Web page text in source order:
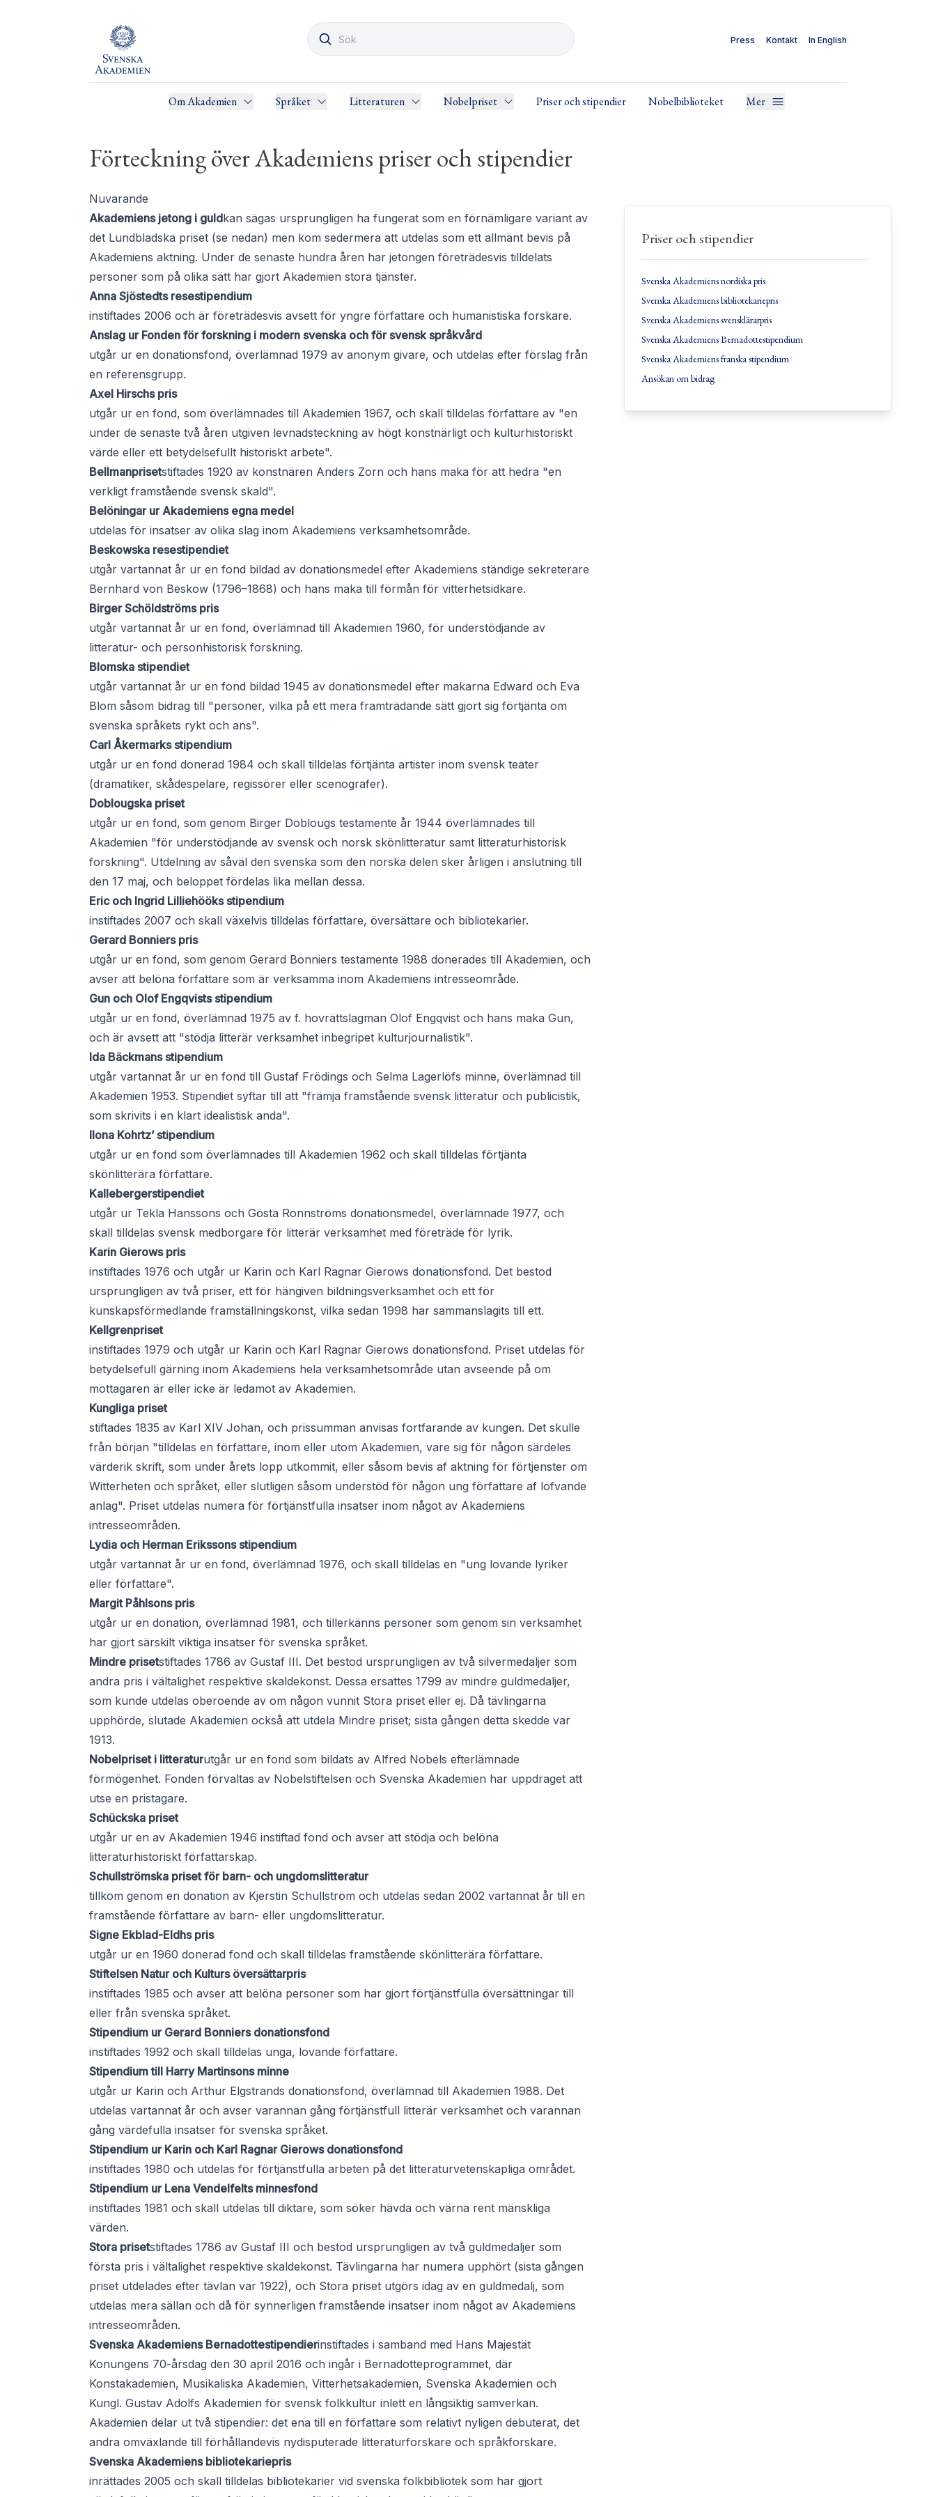
Press Kontakt In English
Om Akademien Språket Litteraturen Nobelpriset Priser och stipendier Nobelbiblioteket Mer
Förteckning över Akademiens priser och stipendier
Nuvarande
Akademiens jetong i guldkan sägas ursprungligen ha fungerat som en förnämligare variant av
det Lundbladska priset (se nedan) men kom sedermera att utdelas som ett allmänt bevis på
Akademiens aktning. Under de senaste hundra åren har jetongen företrädesvis tilldelats
personer som på olika sätt har gjort Akademien stora tjänster.
Anna Sjöstedts resestipendium
instiftades 2006 och är företrädesvis avsett för yngre författare och humanistiska forskare.
Anslag ur Fonden för forskning i modern svenska och för svensk språkvård
utgår ur en donationsfond, överlämnad 1979 av anonym givare, och utdelas efter förslag från
en referensgrupp.
Axel Hirschs pris
utgår ur en fond, som överlämnades till Akademien 1967, och skall tilldelas författare av "en
under de senaste två åren utgiven levnadsteckning av högt konstnärligt och kulturhistoriskt
värde eller ett betydelsefullt historiskt arbete".
Bellmanprisetstiftades 1920 av konstnären Anders Zorn och hans maka för att hedra "en
verkligt framstående svensk skald".
Belöningar ur Akademiens egna medel
utdelas för insatser av olika slag inom Akademiens verksamhetsområde.
Beskowska resestipendiet
utgår vartannat år ur en fond bildad av donationsmedel efter Akademiens ständige sekreterare
Bernhard von Beskow (1796–1868) och hans maka till förmån för vitterhetsidkare.
Birger Schöldströms pris
utgår vartannat år ur en fond, överlämnad till Akademien 1960, för understödjande av
litteratur- och personhistorisk forskning.
Blomska stipendiet
utgår vartannat år ur en fond bildad 1945 av donationsmedel efter makarna Edward och Eva
Blom såsom bidrag till "personer, vilka på ett mera framträdande sätt gjort sig förtjänta om
svenska språkets rykt och ans".
Carl Åkermarks stipendium
utgår ur en fond donerad 1984 och skall tilldelas förtjänta artister inom svensk teater
(dramatiker, skådespelare, regissörer eller scenografer).
Doblougska priset
utgår ur en fond, som genom Birger Doblougs testamente år 1944 överlämnades till
Akademien "för understödjande av svensk och norsk skönlitteratur samt litteraturhistorisk
forskning". Utdelning av såväl den svenska som den norska delen sker årligen i anslutning till
den 17 maj, och beloppet fördelas lika mellan dessa.
Eric och Ingrid Lilliehööks stipendium
instiftades 2007 och skall växelvis tilldelas författare, översättare och bibliotekarier.
Gerard Bonniers pris
utgår ur en fond, som genom Gerard Bonniers testamente 1988 donerades till Akademien, och
avser att belöna författare som är verksamma inom Akademiens intresseområde.
Gun och Olof Engqvists stipendium
utgår ur en fond, överlämnad 1975 av f. hovrättslagman Olof Engqvist och hans maka Gun,
och är avsett att "stödja litterär verksamhet inbegripet kulturjournalistik".
Ida Bäckmans stipendium
utgår vartannat år ur en fond till Gustaf Frödings och Selma Lagerlöfs minne, överlämnad till
Akademien 1953. Stipendiet syftar till att "främja framstående svensk litteratur och publicistik,
som skrivits i en klart idealistisk anda".
Ilona Kohrtz’ stipendium
utgår ur en fond som överlämnades till Akademien 1962 och skall tilldelas förtjänta
skönlitterära författare.
Kallebergerstipendiet
utgår ur Tekla Hanssons och Gösta Ronnströms donationsmedel, överlämnade 1977, och
skall tilldelas svensk medborgare för litterär verksamhet med företräde för lyrik.
Karin Gierows pris
instiftades 1976 och utgår ur Karin och Karl Ragnar Gierows donationsfond. Det bestod
ursprungligen av två priser, ett för hängiven bildningsverksamhet och ett för
kunskapsförmedlande framställningskonst, vilka sedan 1998 har sammanslagits till ett.
Kellgrenpriset
instiftades 1979 och utgår ur Karin och Karl Ragnar Gierows donationsfond. Priset utdelas för
betydelsefull gärning inom Akademiens hela verksamhetsområde utan avseende på om
mottagaren är eller icke är ledamot av Akademien.
Kungliga priset
stiftades 1835 av Karl XIV Johan, och prissumman anvisas fortfarande av kungen. Det skulle
från början "tilldelas en författare, inom eller utom Akademien, vare sig för någon särdeles
värderik skrift, som under årets lopp utkommit, eller såsom bevis af aktning för förtjenster om
Witterheten och språket, eller slutligen såsom understöd för någon ung författare af lofvande
anlag". Priset utdelas numera för förtjänstfulla insatser inom något av Akademiens
intresseområden.
Lydia och Herman Erikssons stipendium
utgår vartannat år ur en fond, överlämnad 1976, och skall tilldelas en "ung lovande lyriker
eller författare".
Margit Påhlsons pris
utgår ur en donation, överlämnad 1981, och tillerkänns personer som genom sin verksamhet
har gjort särskilt viktiga insatser för svenska språket.
Mindre prisetstiftades 1786 av Gustaf III. Det bestod ursprungligen av två silvermedaljer som
andra pris i vältalighet respektive skaldekonst. Dessa ersattes 1799 av mindre guldmedaljer,
som kunde utdelas oberoende av om någon vunnit Stora priset eller ej. Då tävlingarna
upphörde, slutade Akademien också att utdela Mindre priset; sista gången detta skedde var
1913.
Nobelpriset i litteraturutgår ur en fond som bildats av Alfred Nobels efterlämnade
förmögenhet. Fonden förvaltas av Nobelstiftelsen och Svenska Akademien har uppdraget att
utse en pristagare.
Schückska priset
utgår ur en av Akademien 1946 instiftad fond och avser att stödja och belöna
litteraturhistoriskt författarskap.
Schullströmska priset för barn- och ungdomslitteratur
tillkom genom en donation av Kjerstin Schullström och utdelas sedan 2002 vartannat år till en
framstående författare av barn- eller ungdomslitteratur.
Signe Ekblad-Eldhs pris
utgår ur en 1960 donerad fond och skall tilldelas framstående skönlitterära författare.
Stiftelsen Natur och Kulturs översättarpris
instiftades 1985 och avser att belöna personer som har gjort förtjänstfulla översättningar till
eller från svenska språket.
Stipendium ur Gerard Bonniers donationsfond
instiftades 1992 och skall tilldelas unga, lovande författare.
Stipendium till Harry Martinsons minne
utgår ur Karin och Arthur Elgstrands donationsfond, överlämnad till Akademien 1988. Det
utdelas vartannat år och avser varannan gång förtjänstfull litterär verksamhet och varannan
gång värdefulla insatser för svenska språket.
Stipendium ur Karin och Karl Ragnar Gierows donationsfond
instiftades 1980 och utdelas för förtjänstfulla arbeten på det litteraturvetenskapliga området.
Stipendium ur Lena Vendelfelts minnesfond
instiftades 1981 och skall utdelas till diktare, som söker hävda och värna rent mänskliga
värden.
Stora prisetstiftades 1786 av Gustaf III och bestod ursprungligen av två guldmedaljer som
första pris i vältalighet respektive skaldekonst. Tävlingarna har numera upphört (sista gången
priset utdelades efter tävlan var 1922), och Stora priset utgörs idag av en guldmedalj, som
utdelas mera sällan och då för synnerligen framstående insatser inom något av Akademiens
intresseområden.
Svenska Akademiens Bernadottestipendierinstiftades i samband med Hans Majestät
Konungens 70-årsdag den 30 april 2016 och ingår i Bernadotteprogrammet, där
Konstakademien, Musikaliska Akademien, Vitterhetsakademien, Svenska Akademien och
Kungl. Gustav Adolfs Akademien för svensk folkkultur inlett en långsiktig samverkan.
Akademien delar ut två stipendier: det ena till en författare som relativt nyligen debuterat, det
andra omväxlande till förhållandevis nydisputerade litteraturforskare och språkforskare.
Svenska Akademiens bibliotekariepris
inrättades 2005 och skall tilldelas bibliotekarier vid svenska folkbibliotek som har gjort
Priser och stipendier
Svenska Akademiens nordiska pris
Svenska Akademiens bibliotekariepris
Svenska Akademiens svensklärarpris
Svenska Akademiens Bernadottestipendium
Svenska Akademiens franska stipendium
Ansökan om bidrag